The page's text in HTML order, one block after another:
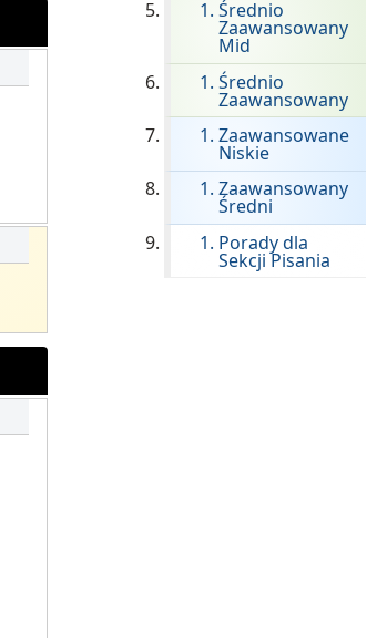
Średnio
Zaawansowany
Mid
Średnio
Zaawansowany
Zaawansowane
Niskie
Zaawansowany
Średni
Porady dla
Sekcji Pisania